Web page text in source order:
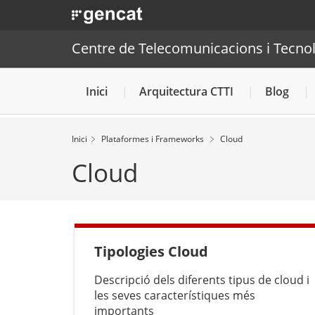
. Obre en una nova finestra.
Centre de Telecomunicacions i
Inici Arquitectura CTTI Blog
. Obre en una nova finestra.
Inici Plataformes i Frameworks Cloud
Cloud
Tipologies Cloud
Descripció dels diferents tipus de cloud i
les seves característiques més
importants